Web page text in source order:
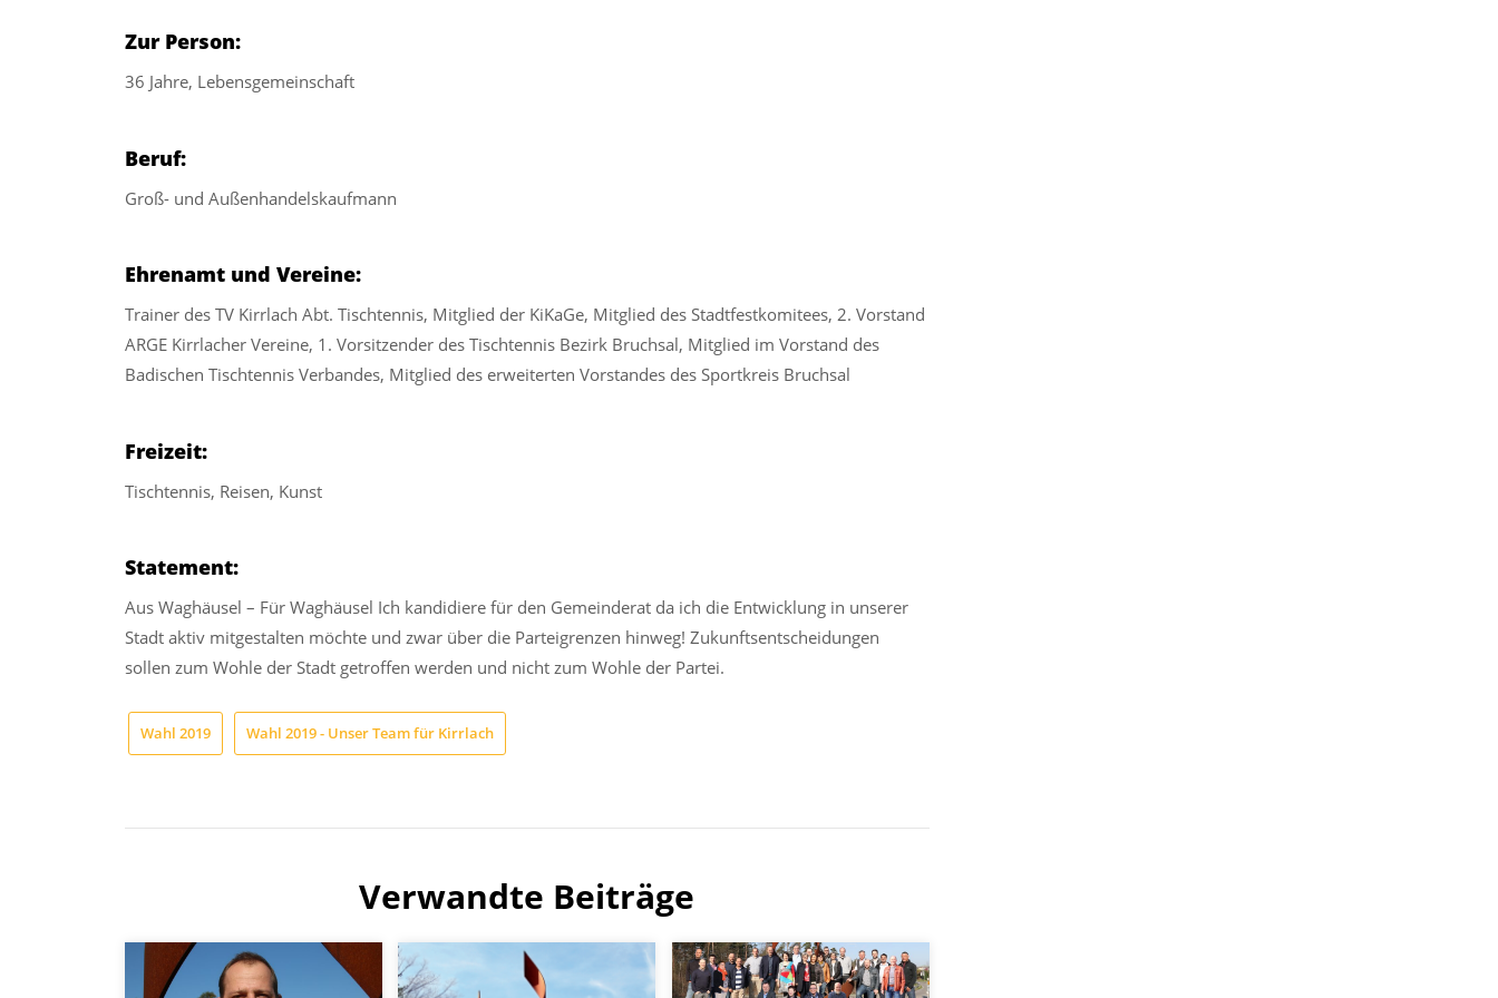
Zur Person:
36 Jahre, Lebensgemeinschaft
Beruf:
Groß- und Außenhandelskaufmann
Ehrenamt und Vereine:
Trainer des TV Kirrlach Abt. Tischtennis, Mitglied der KiKaGe, Mitglied des Stadtfestkomitees, 2. Vorstand
ARGE Kirrlacher Vereine, 1. Vorsitzender des Tischtennis Bezirk Bruchsal, Mitglied im Vorstand des
Badischen Tischtennis Verbandes, Mitglied des erweiterten Vorstandes des Sportkreis Bruchsal
Freizeit:
Tischtennis, Reisen, Kunst
Statement:
Aus Waghäusel – Für Waghäusel Ich kandidiere für den Gemeinderat da ich die Entwicklung in unserer
Stadt aktiv mitgestalten möchte und zwar über die Parteigrenzen hinweg! Zukunftsentscheidungen
sollen zum Wohle der Stadt getroffen werden und nicht zum Wohle der Partei.
Wahl 2019 Wahl 2019 - Unser Team für Kirrlach
Verwandte Beiträge